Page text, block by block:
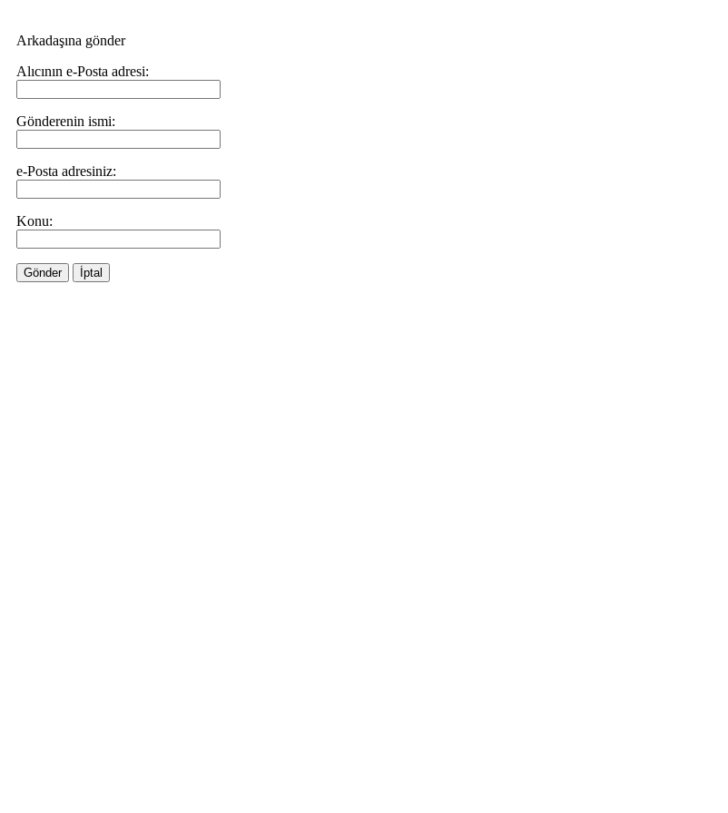
Arkadaşına gönder
Alıcının e-Posta adresi:
Gönderenin ismi:
e-Posta adresiniz:
Konu:
Gönder İptal